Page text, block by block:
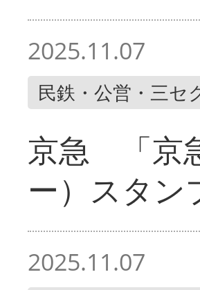
2025.11.07
民鉄・公営・三セ
京急 「京
ー）スタン
2025.11.07